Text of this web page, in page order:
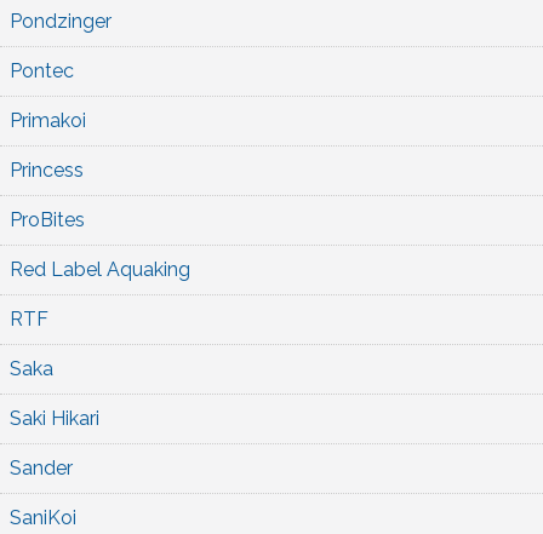
Pondzinger
Pontec
Primakoi
Princess
ProBites
Red Label Aquaking
RTF
Saka
Saki Hikari
Sander
SaniKoi